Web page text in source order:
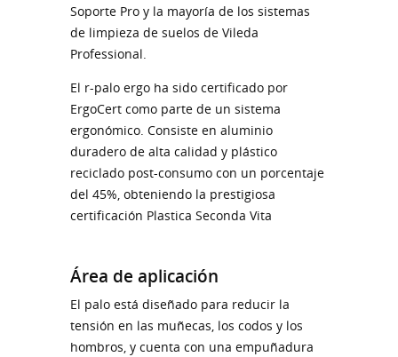
Soporte Pro y la mayoría de los sistemas
de limpieza de suelos de Vileda
Professional.
El r-palo ergo ha sido certificado por
ErgoCert como parte de un sistema
ergonómico. Consiste en aluminio
duradero de alta calidad y plástico
reciclado post-consumo con un porcentaje
del 45%, obteniendo la prestigiosa
certificación Plastica Seconda Vita
Área de aplicación
El palo está diseñado para reducir la
tensión en las muñecas, los codos y los
hombros, y cuenta con una empuñadura